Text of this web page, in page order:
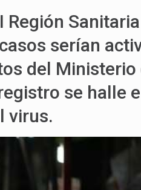
Región
serían
del Ministerio
se halle
virus.